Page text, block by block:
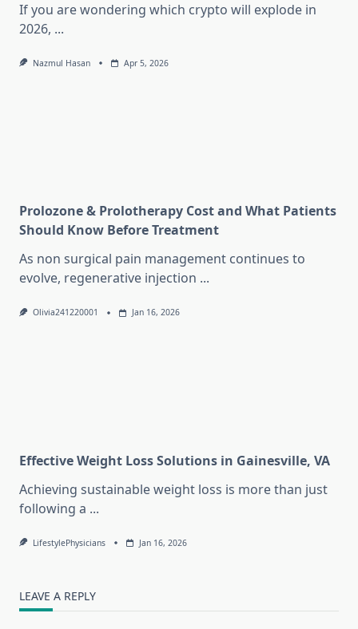
If you are wondering which crypto will explode in
2026, ...
Nazmul Hasan Apr 5, 2026
Prolozone & Prolotherapy Cost and What Patients
Should Know Before Treatment
As non surgical pain management continues to
evolve, regenerative injection ...
Olivia241220001 Jan 16, 2026
Effective Weight Loss Solutions in Gainesville, VA
Achieving sustainable weight loss is more than just
following a ...
LifestylePhysicians Jan 16, 2026
LEAVE A REPLY